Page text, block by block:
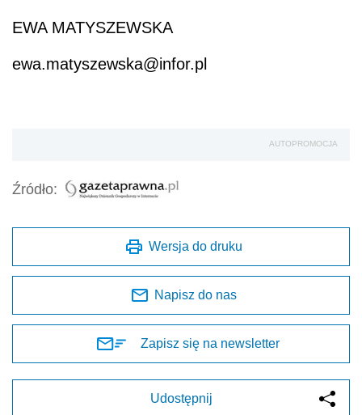
EWA MATYSZEWSKA
ewa.matyszewska@infor.pl
AUTOPROMOCJA
Źródło:
Wersja do druku
Napisz do nas
Zapisz się na newsletter
Udostępnij